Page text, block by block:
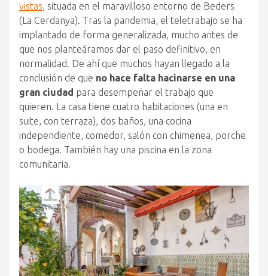
vistas, situada en el maravilloso entorno de Beders
(La Cerdanya). Tras la pandemia, el teletrabajo se ha
implantado de forma generalizada, mucho antes de
que nos planteáramos dar el paso definitivo, en
normalidad. De ahí que muchos hayan llegado a la
conclusión de que no hace falta hacinarse en una
gran ciudad para desempeñar el trabajo que
quieren. La casa tiene cuatro habitaciones (una en
suite, con terraza), dos baños, una cocina
independiente, comedor, salón con chimenea, porche
o bodega. También hay una piscina en la zona
comunitaria.